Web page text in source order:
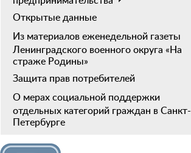
Открытые данные
Из материалов еженедельной газеты
Ленинградского военного округа «На
страже Родины»
Защита прав потребителей
О мерах социальной поддержки
отдельных категорий граждан в Санкт-
Петербурге